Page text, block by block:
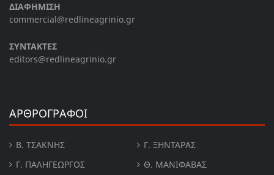
ΔΙΑΦΗΜΙΣΗ
commercial@redlineagrinio.gr
ΣΥΝΤΑΚΤΕΣ
editors@redlineagrinio.gr
ΑΡΘΡΟΓΡΑΦΟΙ
Β. ΤΣΆΚΝΗΣ
Γ. ΞΗΝΤΆΡΑΣ
Γ. ΠΑΛΗΓΕΏΡΓΟΣ
Θ. ΜΑΝΙΦΑΒΑΣ